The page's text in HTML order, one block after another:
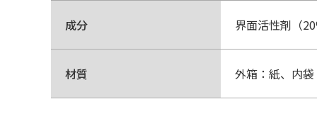
成分 界面活性剤（
材質 外箱：紙、内袋